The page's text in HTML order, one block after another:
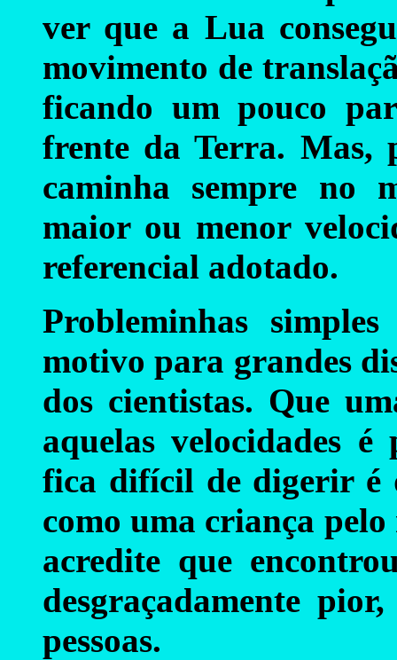
ver que a Lua
movimento de
ficando um pouco
frente da Terra. Mas,
caminha sempre no
maior ou menor
referencial adotado.
Probleminhas
motivo para grandes
dos cientistas. Que
aquelas velocidades
fica difícil de digerir é
como uma criança
acredite que
desgraçadamente
pessoas.